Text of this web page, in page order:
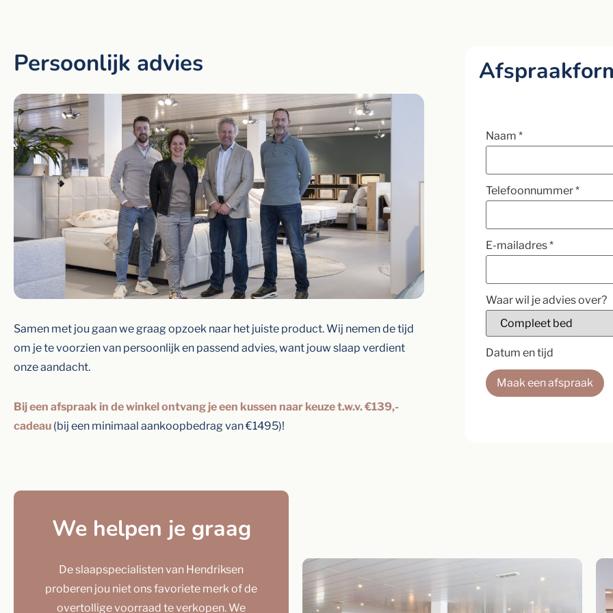
Persoonlijk advies
Samen met jou gaan we graag opzoek naar het juiste product. Wij nemen de tijd
om je te voorzien van persoonlijk en passend advies, want jouw slaap verdient
onze aandacht.
Bij een afspraak in de winkel ontvang je een kussen naar keuze t.w.v. €139,-
cadeau (bij een minimaal aankoopbedrag van €1495)!
Naam *
Telefoonnummer*
E-mailadres*
Waar wil je advies over?
Datum en tijd
Maak een afspraak
We helpen je graag
De slaapspecialisten van Hendriksen
proberen jou niet ons favoriete merk of de
overtollige voorraad te verkopen. We